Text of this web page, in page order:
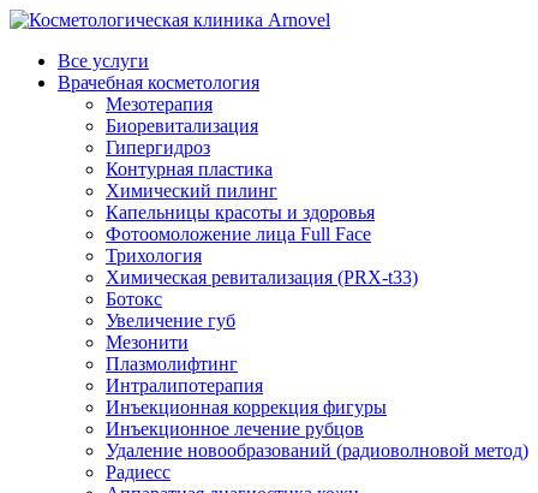
Все услуги
Врачебная косметология
Мезотерапия
Биоревитализация
Гипергидроз
Контурная пластика
Химический пилинг
Капельницы красоты и здоровья
Фотоомоложение лица Full Face
Трихология
Химическая ревитализация (PRX-t33)
Ботокс
Увеличение губ
Мезонити
Плазмолифтинг
Интралипотерапия
Инъекционная коррекция фигуры
Инъекционное лечение рубцов
Удаление новообразований (радиоволновой метод)
Радиесс